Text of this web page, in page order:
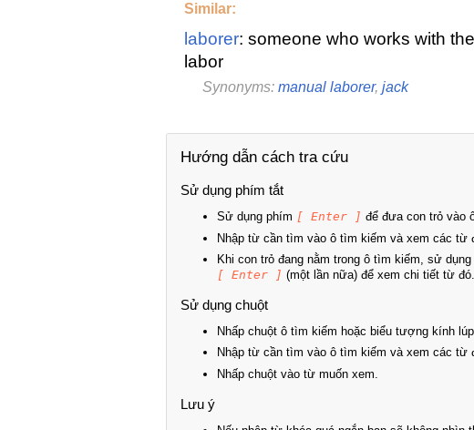
Similar:
laborer: someone who works with
labor
Synonyms: manual laborer, jack
Hướng dẫn cách tra cứu
Sử dụng phím tắt
Sử dụng phím [ Enter ] để đưa con trỏ vào
Nhập từ cần tìm vào ô tìm kiếm và xem các từ
Khi con trỏ đang nằm trong ô tìm kiếm, sử
[ Enter ] (một lần nữa) để xem chi tiết từ đó.
Sử dụng chuột
Nhấp chuột ô tìm kiếm hoặc biểu tượng kính lúp.
Nhập từ cần tìm vào ô tìm kiếm và xem các
Nhấp chuột vào từ muốn xem.
Lưu ý